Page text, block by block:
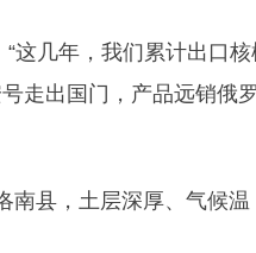
这几年，我们累计出口核
走出国门，产品远销俄罗
南县，土层深厚、气候温